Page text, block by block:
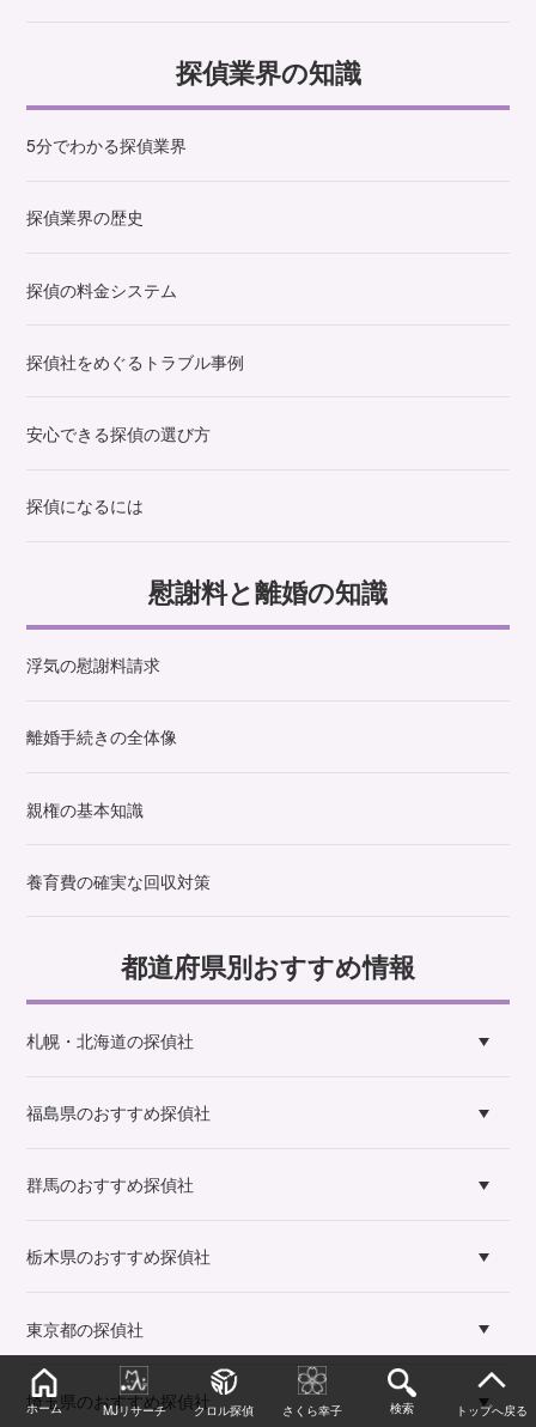
探偵業界の知識
5分でわかる探偵業界
探偵業界の歴史
探偵の料金システム
探偵社をめぐるトラブル事例
安心できる探偵の選び方
探偵になるには
慰謝料と離婚の知識
浮気の慰謝料請求
離婚手続きの全体像
親権の基本知識
養育費の確実な回収対策
都道府県別おすすめ情報
札幌・北海道の探偵社
福島県のおすすめ探偵社
群馬のおすすめ探偵社
栃木県のおすすめ探偵社
東京都の探偵社
埼玉県のおすすめ探偵社
ホーム MJリサーチ クロル探偵 さくら幸子 検索 トップへ戻る